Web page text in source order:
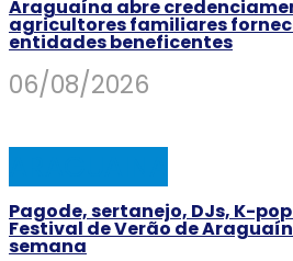
Araguaína abre
agricultores familiares
entidades beneficentes
06/08/2026
Pagode, sertanejo, DJs, K-
Festival de Verão de
semana